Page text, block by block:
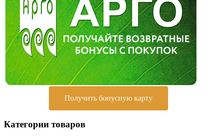
Получить бонусную карту
Категории товаров